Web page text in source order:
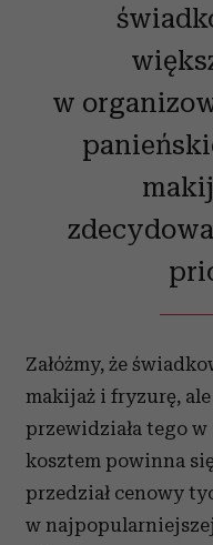
w
Załóżmy, że
makijaż i fryzurę,
przewidziała tego
kosztem powinna
przedział cenowy
w